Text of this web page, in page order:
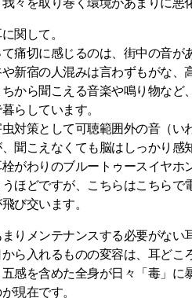
々を取り巻く環境があまりに悪
関して。
痛切に感じるのは、街中の音が
新宿の人混みは言わずもがな、
から聞こえる音楽や鳴り物など
らしています。
対策として可聴範囲外の音（
聞こえなくても脳はしっかり感
がわりのブルートゥースイヤホ
ほどですが、こちらはこちらで
び交います。
りメンテナンスする必要がない
ら入れるものの変容は、耳どこ
感を含めた全身が日々「毒」
現在です。